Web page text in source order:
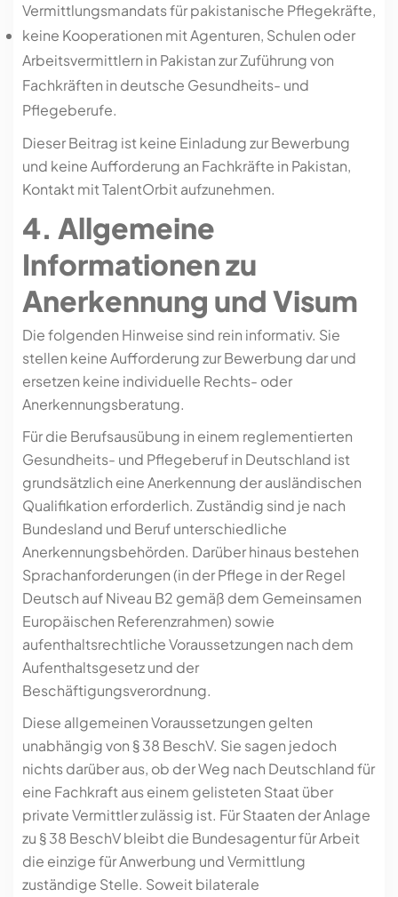
Vermittlungsmandats für pakistanische Pflegekräfte,
keine Kooperationen mit Agenturen, Schulen oder
Arbeitsvermittlern in Pakistan zur Zuführung von
Fachkräften in deutsche Gesundheits- und
Pflegeberufe.
Dieser Beitrag ist keine Einladung zur Bewerbung
und keine Aufforderung an Fachkräfte in Pakistan,
Kontakt mit TalentOrbit aufzunehmen.
4. Allgemeine
Informationen zu
Anerkennung und Visum
Die folgenden Hinweise sind rein informativ. Sie
stellen keine Aufforderung zur Bewerbung dar und
ersetzen keine individuelle Rechts- oder
Anerkennungsberatung.
Für die Berufsausübung in einem reglementierten
Gesundheits- und Pflegeberuf in Deutschland ist
grundsätzlich eine Anerkennung der ausländischen
Qualifikation erforderlich. Zuständig sind je nach
Bundesland und Beruf unterschiedliche
Anerkennungsbehörden. Darüber hinaus bestehen
Sprachanforderungen (in der Pflege in der Regel
Deutsch auf Niveau B2 gemäß dem Gemeinsamen
Europäischen Referenzrahmen) sowie
aufenthaltsrechtliche Voraussetzungen nach dem
Aufenthaltsgesetz und der
Beschäftigungsverordnung.
Diese allgemeinen Voraussetzungen gelten
unabhängig von § 38 BeschV. Sie sagen jedoch
nichts darüber aus, ob der Weg nach Deutschland für
eine Fachkraft aus einem gelisteten Staat über
private Vermittler zulässig ist. Für Staaten der Anlage
zu § 38 BeschV bleibt die Bundesagentur für Arbeit
die einzige für Anwerbung und Vermittlung
zuständige Stelle. Soweit bilaterale